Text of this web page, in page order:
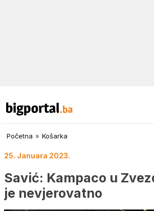
Početna » Košarka
25. Januara 2023.
Savić: Kampaco u
je nevjerovatno